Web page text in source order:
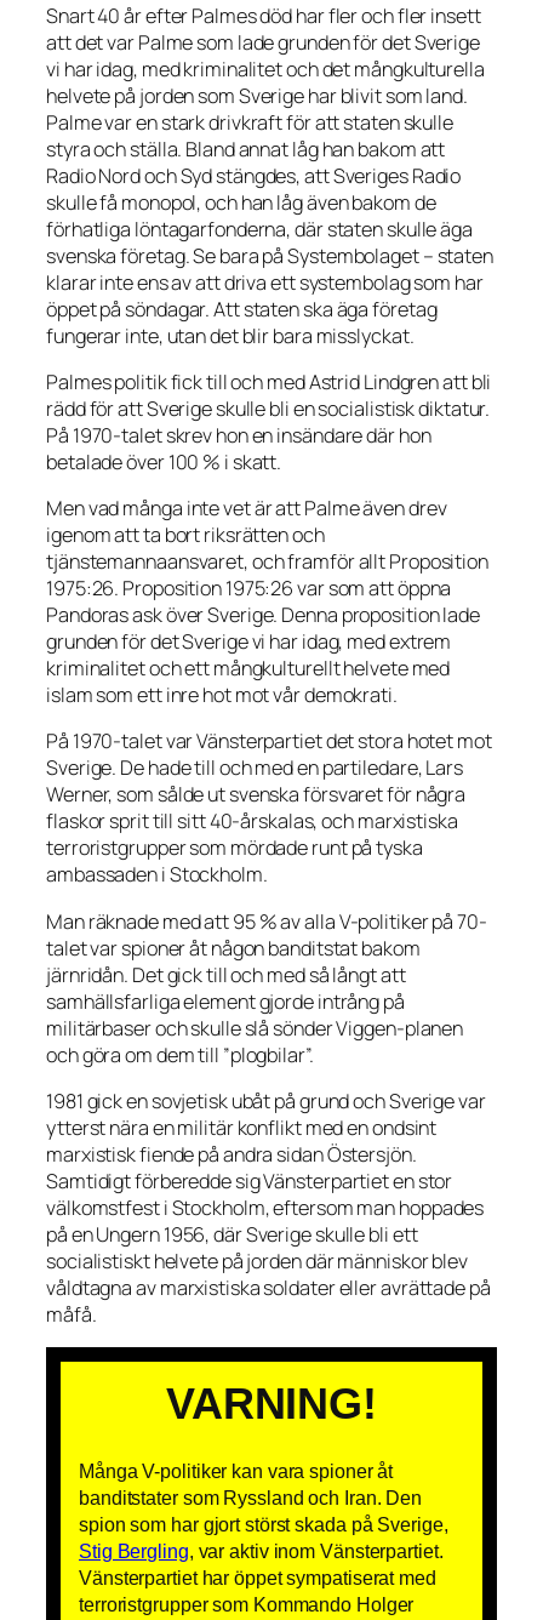
Snart 40 år efter Palmes död har fler och fler insett
att det var Palme som lade grunden för det Sverige
vi har idag, med kriminalitet och det mångkulturella
helvete på jorden som Sverige har blivit som land.
Palme var en stark drivkraft för att staten skulle
styra och ställa. Bland annat låg han bakom att
Radio Nord och Syd stängdes, att Sveriges Radio
skulle få monopol, och han låg även bakom de
förhatliga löntagarfonderna, där staten skulle äga
svenska företag. Se bara på Systembolaget – staten
klarar inte ens av att driva ett systembolag som har
öppet på söndagar. Att staten ska äga företag
fungerar inte, utan det blir bara misslyckat.
Palmes politik fick till och med Astrid Lindgren att bli
rädd för att Sverige skulle bli en socialistisk diktatur.
På 1970-talet skrev hon en insändare där hon
betalade över 100 % i skatt.
Men vad många inte vet är att Palme även drev
igenom att ta bort riksrätten och
tjänstemannaansvaret, och framför allt Proposition
1975:26. Proposition 1975:26 var som att öppna
Pandoras ask över Sverige. Denna proposition lade
grunden för det Sverige vi har idag, med extrem
kriminalitet och ett mångkulturellt helvete med
islam som ett inre hot mot vår demokrati.
På 1970-talet var Vänsterpartiet det stora hotet mot
Sverige. De hade till och med en partiledare, Lars
Werner, som sålde ut svenska försvaret för några
flaskor sprit till sitt 40-årskalas, och marxistiska
terroristgrupper som mördade runt på tyska
ambassaden i Stockholm.
Man räknade med att 95 % av alla V-politiker på 70-
talet var spioner åt någon banditstat bakom
järnridån. Det gick till och med så långt att
samhällsfarliga element gjorde intrång på
militärbaser och skulle slå sönder Viggen-planen
och göra om dem till ”plogbilar”.
1981 gick en sovjetisk ubåt på grund och Sverige var
ytterst nära en militär konflikt med en ondsint
marxistisk fiende på andra sidan Östersjön.
Samtidigt förberedde sig Vänsterpartiet en stor
välkomstfest i Stockholm, eftersom man hoppades
på en Ungern 1956, där Sverige skulle bli ett
socialistiskt helvete på jorden där människor blev
våldtagna av marxistiska soldater eller avrättade på
måfå.
VARNING!
Många V-politiker kan vara spioner åt
banditstater som Ryssland och Iran. Den
spion som har gjort störst skada på Sverige,
Stig Bergling, var aktiv inom Vänsterpartiet.
Vänsterpartiet har öppet sympatiserat med
terroristgrupper som Kommando Holger